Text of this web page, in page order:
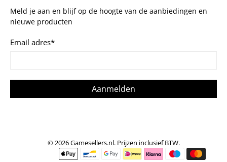
Meld je aan en blijf op de hoogte van de aanbiedingen en
nieuwe producten
Email adres*
Aanmelden
© 2026Gamesellers.nl. Prijzen inclusief BTW.